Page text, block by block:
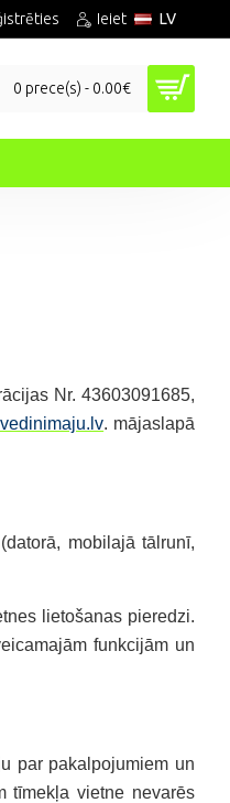
LV
Ieiet
0 prece(s) - 0.00€
Nr. 43603091685,
. mājaslapā
mobilajā tālrunī,
lietošanas pieredzi.
funkcijām un
par pakalpojumiem un
tīmekļa vietne nevarēs